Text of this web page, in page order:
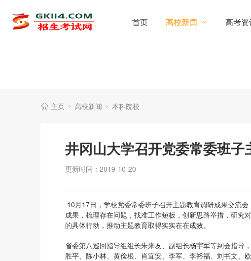
首页 高校新闻 高考
主页 高校新闻 本科院校
井冈山大学召开党委常委班
更新时间：2019-10-20
10月17日，学校党委常委班子召开主题教育调研成果交流
成果，梳理存在问题，找准工作短板，创新思路举措，研究
的具体行动，推动主题教育取得实实在在成效。
省委第八巡回指导组组长朱来友、副组长杨宇军等到会指导
胜平、陈小林、黄俭根、肖宜安、李军、李裕福、刘书文、